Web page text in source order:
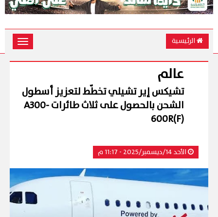
الرئيسية
Toggle
عالم
تشيكس إير تشيلي تخطّط لتعزيز أسطول
الشحن بالحصول على ثلاث طائرات A300-
600R(F)
الأحد 14/ديسمبر/2025 - 11:17 م